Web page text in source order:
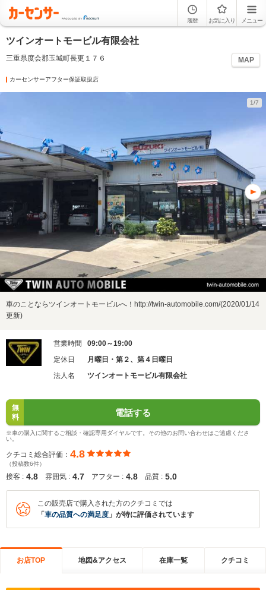
履歴 お気に入り メニュー
ツインオートモービル有限会社
三重県度会郡玉城町長更１７６ MAP
カーセンサーアフター保証取扱店
1/7
車のことならツインオートモービルへ！http://twin-automobile.com/(2020/01/14
更新)
営業時間
09:00～19:00
定休日
月曜日・第２、第４日曜日
法人名
ツインオートモービル有限会社
無
料
電話する
※車の購入に関するご相談・確認専用ダイヤルです。その他のお問い合わせはご遠慮くださ
い。
クチコミ総合評価： 4.8
（投稿数6件）
接客 : 4.8 雰囲気 : 4.7 アフター : 4.8 品質 : 5.0
この販売店で購入された方のクチコミでは
「 車の品質への満足度 」が特に評価されています
お店TOP 地図&アクセス 在庫一覧 クチコミ